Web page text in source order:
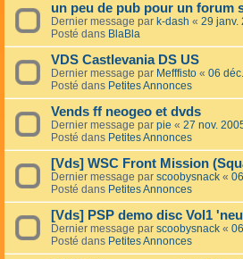
un peu de pub pour un forum
Dernier message par k-dash « 29 janv.
Posté dans BlaBla
VDS Castlevania DS US
Dernier message par Mefffisto « 06
Posté dans Petites Annonces
Vends ff neogeo et dvds
Dernier message par pie « 27 nov.
Posté dans Petites Annonces
[Vds] WSC Front Mission
Dernier message par scoobysnack «
Posté dans Petites Annonces
[Vds] PSP demo disc Vol1
Dernier message par scoobysnack «
Posté dans Petites Annonces